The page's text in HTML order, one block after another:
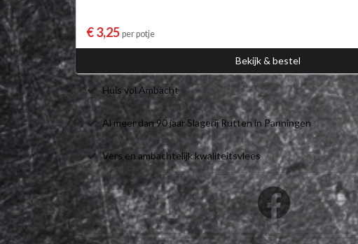
€ 3,25 per potje
Bekijk & bestel
Huis vol Ambacht
Al meer dan 90 jaar Slagerij Rutten in Panningen
Vers en ambachtelijk kwaliteitsvlees